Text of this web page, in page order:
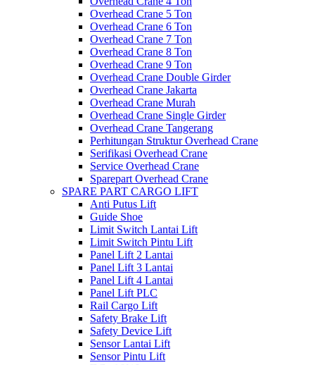
Overhead Crane 5 Ton
Overhead Crane 6 Ton
Overhead Crane 7 Ton
Overhead Crane 8 Ton
Overhead Crane 9 Ton
Overhead Crane Double Girder
Overhead Crane Jakarta
Overhead Crane Murah
Overhead Crane Single Girder
Overhead Crane Tangerang
Perhitungan Struktur Overhead Crane
Serifikasi Overhead Crane
Service Overhead Crane
Sparepart Overhead Crane
SPARE PART CARGO LIFT
Anti Putus Lift
Guide Shoe
Limit Switch Lantai Lift
Limit Switch Pintu Lift
Panel Lift 2 Lantai
Panel Lift 3 Lantai
Panel Lift 4 Lantai
Panel Lift PLC
Rail Cargo Lift
Safety Brake Lift
Safety Device Lift
Sensor Lantai Lift
Sensor Pintu Lift